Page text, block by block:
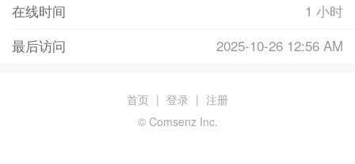
在线时间
1 小时
最后访问
2025-10-26 12:56 AM
首页 | 登录 | 注册
© Comsenz Inc.